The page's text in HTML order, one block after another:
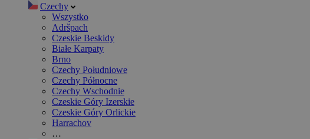
Czechy
Wszystko
Adršpach
Czeskie Beskidy
Białe Karpaty
Brno
Czechy Południowe
Czechy Północne
Czechy Wschodnie
Czeskie Góry Izerskie
Czeskie Góry Orlickie
Harrachov
…